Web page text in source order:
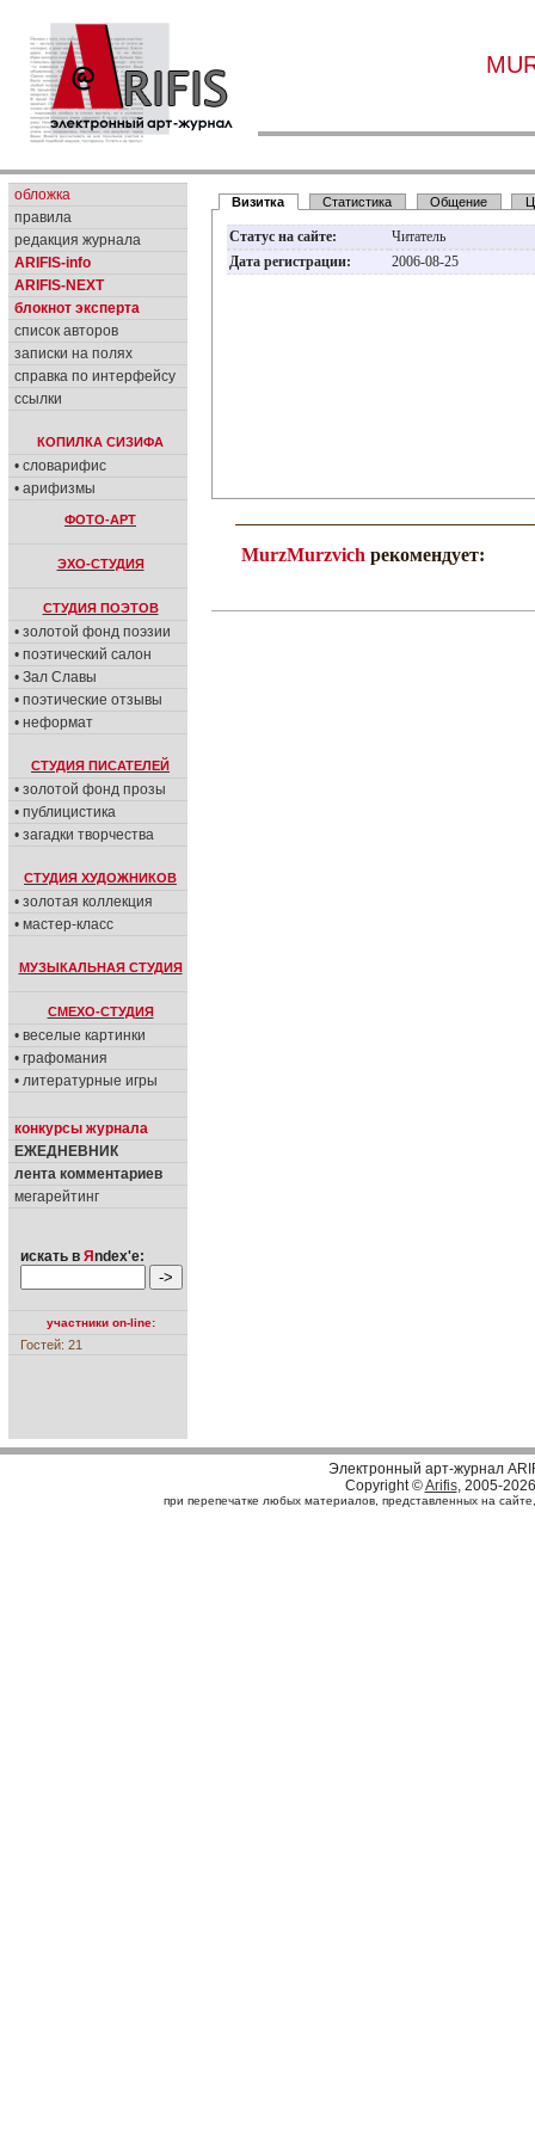
обложка
правила
редакция журнала
ARIFIS-info
ARIFIS-NEXT
блокнот эксперта
список авторов
записки на полях
справка по интерфейсу
ссылки
КОПИЛКА СИЗИФА
• словарифис
• арифизмы
ФОТО-АРТ
ЭХО-СТУДИЯ
СТУДИЯ ПОЭТОВ
• золотой фонд поэзии
• поэтический салон
• Зал Славы
• поэтические отзывы
• неформат
СТУДИЯ ПИСАТЕЛЕЙ
• золотой фонд прозы
• публицистика
• загадки творчества
СТУДИЯ ХУДОЖНИКОВ
• золотая коллекция
• мастер-класс
МУЗЫКАЛЬНАЯ СТУДИЯ
СМЕХО-СТУДИЯ
• веселые картинки
• графомания
• литературные игры
конкурсы журнала
ЕЖЕДНЕВНИК
лента комментариев
мегарейтинг
искать в Я ndex'е:
участники on-line:
Гостей: 21
Визитка Статистика Общение
Статус на сайте:
Читатель
Дата регистрации:
2006-08-25
MurzMurzvich рекомендует:
Электронный арт-журнал
Copyright ©Arifis, 2005-2026
при перепечатке любых материалов, представленных на